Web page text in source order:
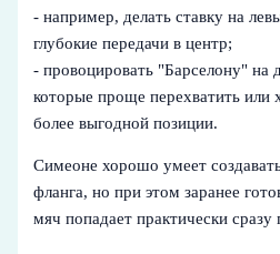
- например, делать ставку на
глубокие передачи в центр;
- провоцировать "Барселону" на
которые проще перехватить или
более выгодной позиции.
Симеоне хорошо умеет
фланга, но при этом заранее
мяч попадает практически сразу